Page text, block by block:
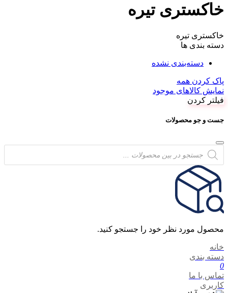
خاکستری تیره
خاکستری تیره
دسته بندی ها
دسته‌بندی نشده
پاک کردن همه
نمایش کالاهای موجود
فیلتر کردن
جست و جو محصولات
Products
search
محصول مورد نظر خود را جستجو کنید.
خانه
دسته بندی
0
تماس با ما
کاربری